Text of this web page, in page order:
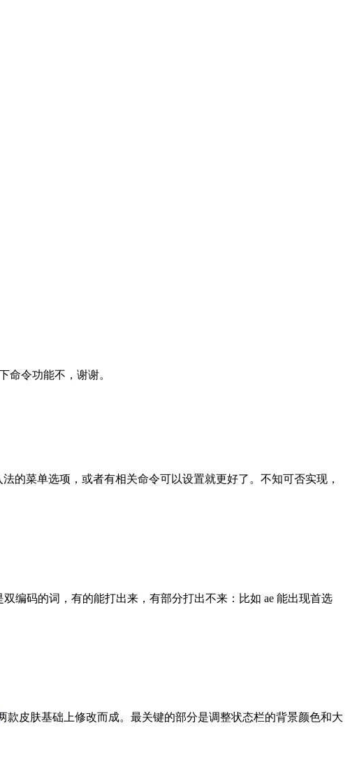
命令功能不，谢谢。
的菜单选项，或者有相关命令可以设置就更好了。不知可否实现，
编码的词，有的能打出来，有部分打出不来：比如 ae 能出现首选
款皮肤基础上修改而成。最关键的部分是调整状态栏的背景颜色和大